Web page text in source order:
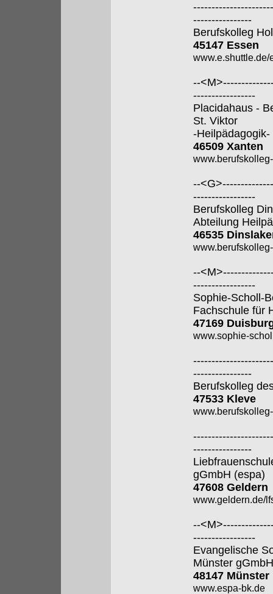
----------------
Berufskolleg
45147 Essen
www.e.shuttle.de/
--
-----------------
Placidahaus -
St. Viktor
-Heilpädagogik-
46509 Xanten
--
-----------------
Berufskolleg
Abteilung
46535
--
-----------------
Sophie-Scholl-
Fachschule für
47169
www.sophie-
----------------
Berufskolleg
47533 Kleve
----------------
gGmbH (espa)
47608 Geldern
www.geldern.de/
--
-----------------
Evangelische
Münster gGmbH
48147 Münster
www.espa-bk.de